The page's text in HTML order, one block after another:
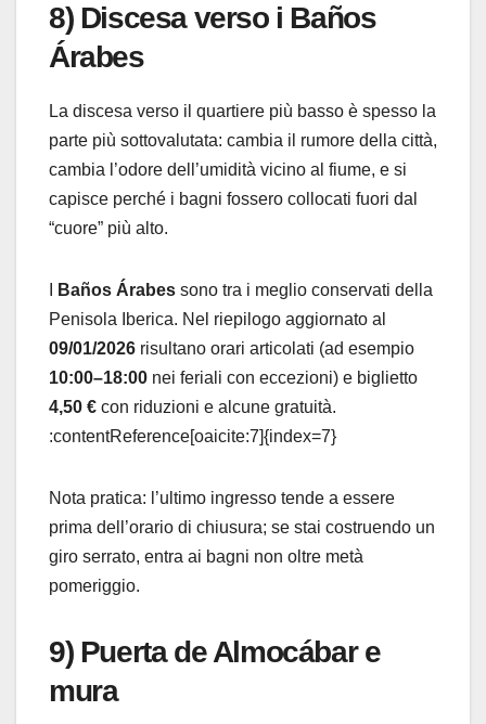
8) Discesa verso i Baños
Árabes
La discesa verso il quartiere più basso è spesso la
parte più sottovalutata: cambia il rumore della città,
cambia l’odore dell’umidità vicino al fiume, e si
capisce perché i bagni fossero collocati fuori dal
“cuore” più alto.
Baños Árabes sono tra i meglio conservati della
Penisola Iberica. Nel riepilogo aggiornato al
09/01/2026 risultano orari articolati (ad esempio
10:00–18:00 nei feriali con eccezioni) e biglietto
4,50 € con riduzioni e alcune gratuità.
:contentReference[oaicite:7]{index=7}
Nota pratica: l’ultimo ingresso tende a essere
prima dell’orario di chiusura; se stai costruendo un
giro serrato, entra ai bagni non oltre metà
pomeriggio.
9) Puerta de Almocábar e
mura